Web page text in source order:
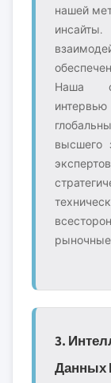
нашей
Наша
высшего
3.
Данных